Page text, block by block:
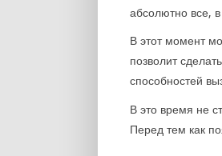
абсолютно все,
В этот момент
позволит
способностей
В это время не
Перед тем как